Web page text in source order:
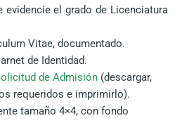
evidencie el grado de Licenciatura
Vitae, documentado.
de Identidad.
de Admisión(descargar,
requeridos e imprimirlo).
tamaño 4×4, con fondo